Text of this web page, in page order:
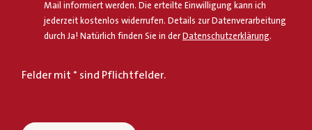
Mail informiert werden. Die erteilte Einwilligung kann ich
jederzeit kostenlos widerrufen. Details zur Datenverarbeitung
durch Ja! Natürlich finden Sie in der Datenschutzerklärung.
Felder mit * sind Pflichtfelder.